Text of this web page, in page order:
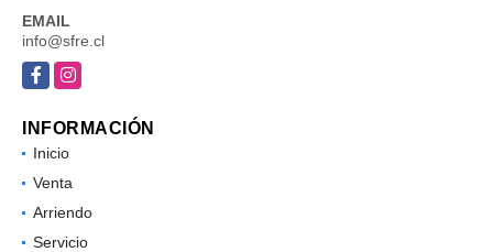
EMAIL
info@sfre.cl
FacebookInstagram
INFORMACIÓN
Inicio
Venta
Arriendo
Servicio